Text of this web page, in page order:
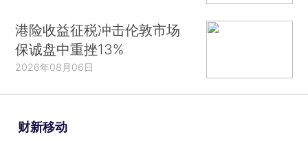
港险收益征税冲击伦敦市场
保诚盘中重挫13%
2026年08月06日
财新移动